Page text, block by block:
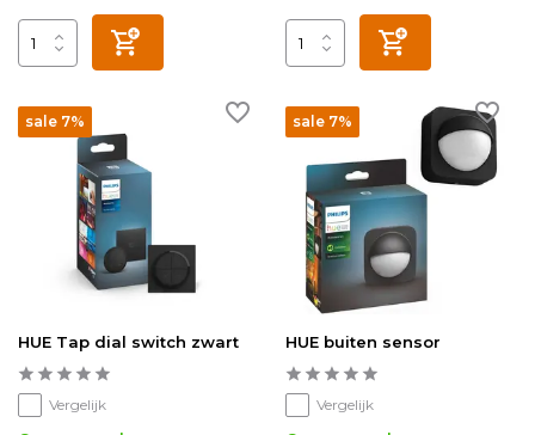
sale 7%
HUE Tap dial switch zwart
Vergelijk
sale 7%
HUE buiten sensor
Vergelijk